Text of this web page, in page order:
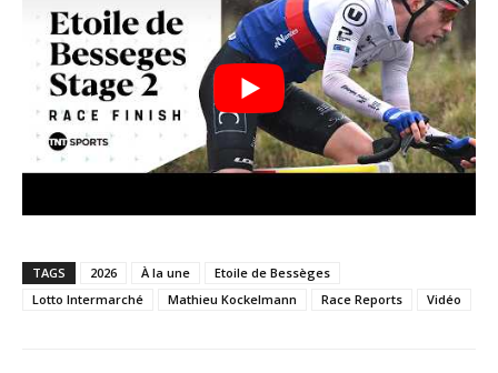
TAGS 2026 À la une
Etoile de Bessèges
Lotto Intermarché
Mathieu Kockelmann Race Reports Vidéo